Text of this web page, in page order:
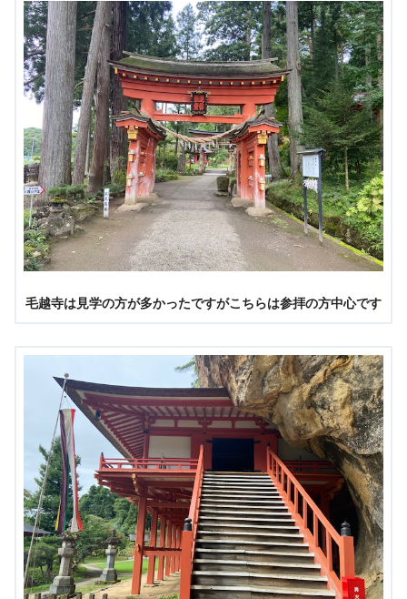
毛越寺は見学の方が多かったですがこちらは参拝の方中心です